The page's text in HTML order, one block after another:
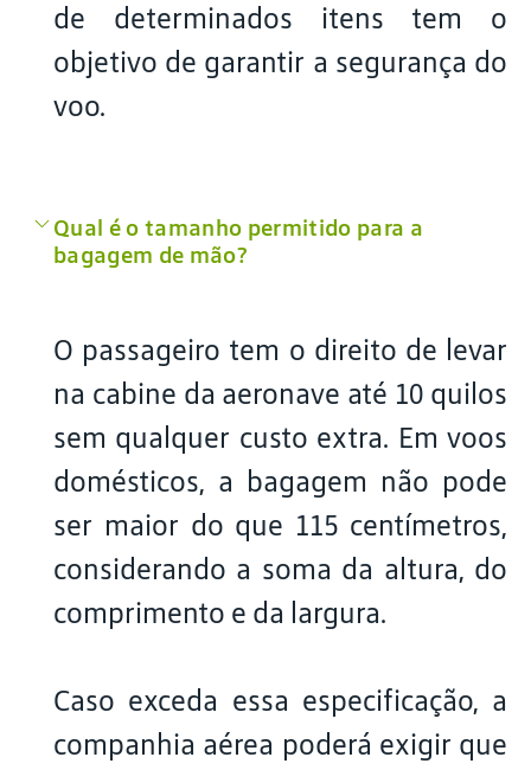
de determinados itens tem o
objetivo de garantir a segurança do
voo.
Qual é o tamanho permitido para a
bagagem de mão?
O passageiro tem o direito de levar
na cabine da aeronave até 10 quilos
sem qualquer custo extra. Em voos
domésticos, a bagagem não pode
ser maior do que 115 centímetros,
considerando a soma da altura, do
comprimento e da largura.
Caso exceda essa especificação, a
companhia aérea poderá exigir que